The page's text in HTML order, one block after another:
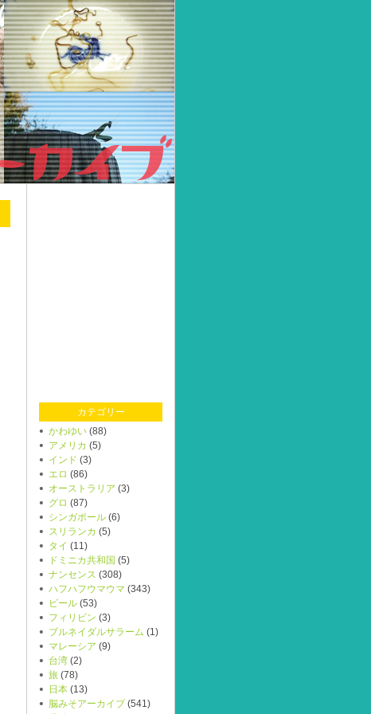
カテゴリー
かわゆい (88)
アメリカ (5)
インド (3)
エロ (86)
オーストラリア (3)
グロ (87)
シンガポール (6)
スリランカ (5)
タイ (11)
ドミニカ共和国 (5)
ナンセンス (308)
ハフハフウマウマ (343)
ビール (53)
フィリピン (3)
ブルネイダルサラーム (1)
マレーシア (9)
台湾 (2)
旅 (78)
日本 (13)
脳みそアーカイブ (541)